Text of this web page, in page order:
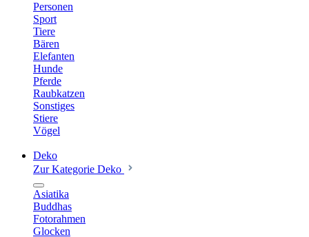
Personen
Sport
Tiere
Bären
Elefanten
Hunde
Pferde
Raubkatzen
Sonstiges
Stiere
Vögel
Deko
Zur Kategorie Deko
Asiatika
Buddhas
Fotorahmen
Glocken